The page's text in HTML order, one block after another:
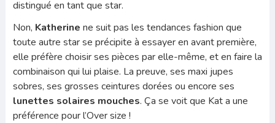
distingué en tant que star.
Non, Katherine ne suit pas les tendances fashion que
toute autre star se précipite à essayer en avant première,
elle préfère choisir ses pièces par elle-même, et en faire la
combinaison qui lui plaise. La preuve, ses maxi jupes
sobres, ses grosses ceintures dorées ou encore ses
lunettes solaires mouches. Ça se voit que Kat a une
préférence pour l’Over size !